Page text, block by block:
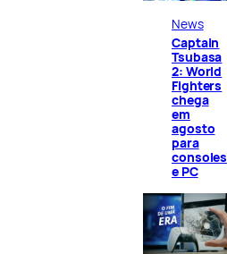
News
Captain
Tsubasa
2: World
Fighters
chega
em
agosto
para
consoles
e PC